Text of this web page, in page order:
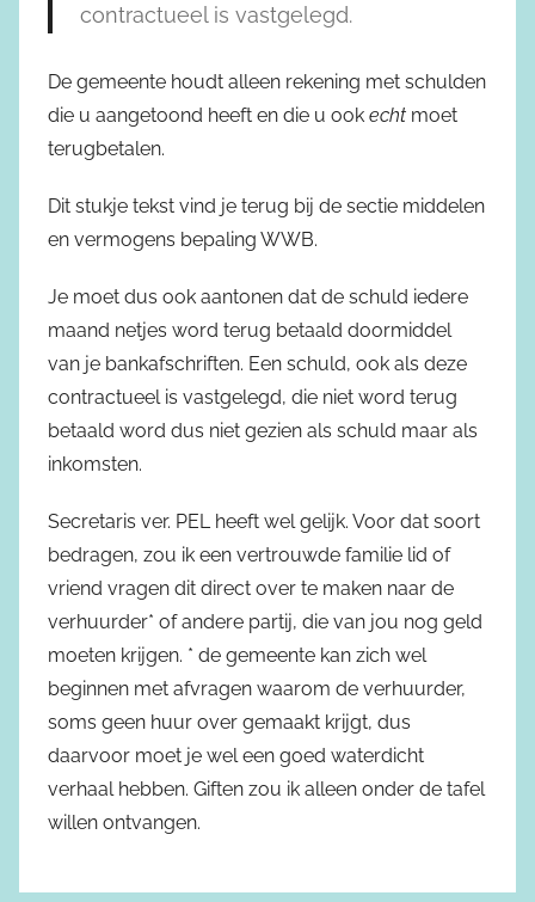
contractueel is vastgelegd.
De gemeente houdt alleen rekening met schulden
die u aangetoond heeft en die u ook echt moet
terugbetalen.
Dit stukje tekst vind je terug bij de sectie middelen
en vermogens bepaling WWB.
Je moet dus ook aantonen dat de schuld iedere
maand netjes word terug betaald doormiddel
van je bankafschriften. Een schuld, ook als deze
contractueel is vastgelegd, die niet word terug
betaald word dus niet gezien als schuld maar als
inkomsten.
Secretaris ver. PEL heeft wel gelijk. Voor dat soort
bedragen, zou ik een vertrouwde familie lid of
vriend vragen dit direct over te maken naar de
verhuurder* of andere partij, die van jou nog geld
moeten krijgen. * de gemeente kan zich wel
beginnen met afvragen waarom de verhuurder,
soms geen huur over gemaakt krijgt, dus
daarvoor moet je wel een goed waterdicht
verhaal hebben. Giften zou ik alleen onder de tafel
willen ontvangen.